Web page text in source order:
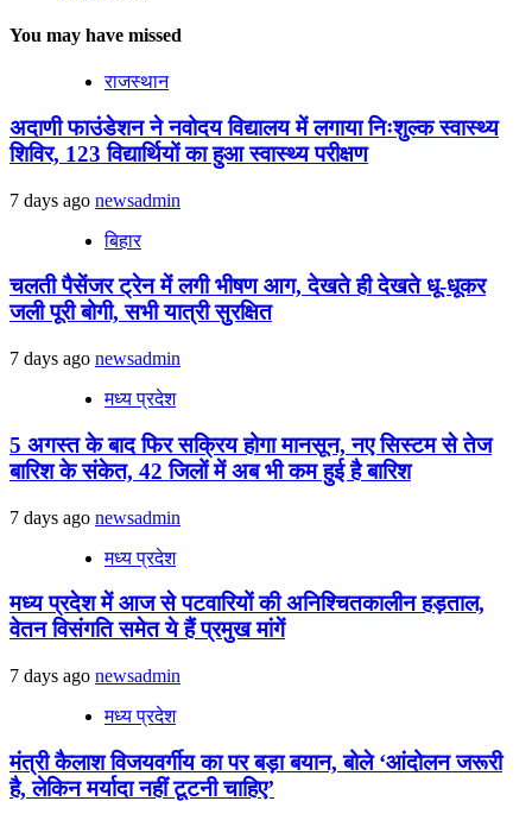
You may have missed
राजस्थान
अदाणी फाउंडेशन ने नवोदय विद्यालय में लगाया निःशुल्क स्वास्थ्य
शिविर, 123 विद्यार्थियों का हुआ स्वास्थ्य परीक्षण
7 days ago newsadmin
बिहार
चलती पैसेंजर ट्रेन में लगी भीषण आग, देखते ही देखते धू-धूकर
जली पूरी बोगी, सभी यात्री सुरक्षित
7 days ago newsadmin
मध्य प्रदेश
5 अगस्त के बाद फिर सक्रिय होगा मानसून, नए सिस्टम से तेज
बारिश के संकेत, 42 जिलों में अब भी कम हुई है बारिश
7 days ago newsadmin
मध्य प्रदेश
मध्य प्रदेश में आज से पटवारियों की अनिश्चितकालीन हड़ताल,
वेतन विसंगति समेत ये हैं प्रमुख मांगें
7 days ago newsadmin
मध्य प्रदेश
मंत्री कैलाश विजयवर्गीय का पर बड़ा बयान, बोले ‘आंदोलन जरूरी
है, लेकिन मर्यादा नहीं टूटनी चाहिए’